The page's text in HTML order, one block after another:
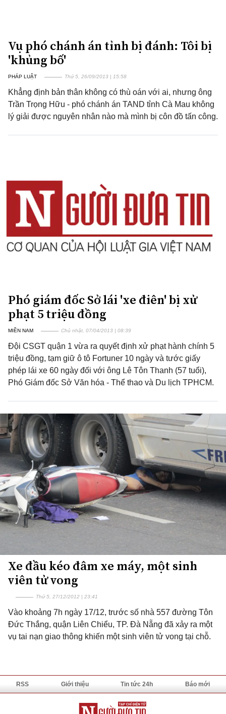
Vụ phó chánh án tỉnh bị đánh: Tôi bị
'khủng bố'
PHÁP LUẬT Thứ 5, 26/09/2013 | 15:58
Khẳng định bản thân không có thù oán với ai, nhưng ông
Trần Trọng Hữu - phó chánh án TAND tỉnh Cà Mau không
lý giải được nguyên nhân nào mà mình bị côn đồ tấn công.
Phó giám đốc Sở lái 'xe điên' bị xử
phạt 5 triệu đồng
MIỀN NAM Chủ nhật, 07/04/2013 | 08:39
Đội CSGT quận 1 vừa ra quyết định xử phạt hành chính 5
triệu đồng, tạm giữ ô tô Fortuner 10 ngày và tước giấy
phép lái xe 60 ngày đối với ông Lê Tôn Thanh (57 tuổi),
Phó Giám đốc Sở Văn hóa - Thể thao và Du lịch TPHCM.
Xe đầu kéo đâm xe máy, một sinh
viên tử vong
Thứ 5, 27/12/2012 | 23:41
Vào khoảng 7h ngày 17/12, trước số nhà 557 đường Tôn
Đức Thắng, quận Liên Chiểu, TP. Đà Nẵng đã xảy ra một
vụ tai nạn giao thông khiến một sinh viên tử vong tại chỗ.
RSS Giới thiệu Tin tức 24h Báo mới